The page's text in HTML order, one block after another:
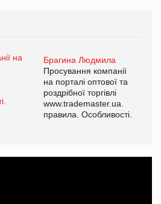
Брагина Людмила
Просування компанії
на порталі оптової та
роздрібної торгівлі
www.trademaster.ua.
правила. Особливості.